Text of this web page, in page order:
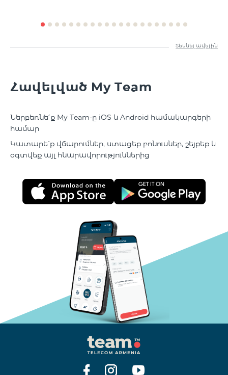
Տեսնել ավելին
Հավելված My Team
Ներբեռնե՛ք My Team-ը iOS և Android համակարգերի
համար
Կատարե՛ք վճարումներ, ստացեք բոնուսներ, շեյքեք և
օգտվեք այլ հնարավորություններից